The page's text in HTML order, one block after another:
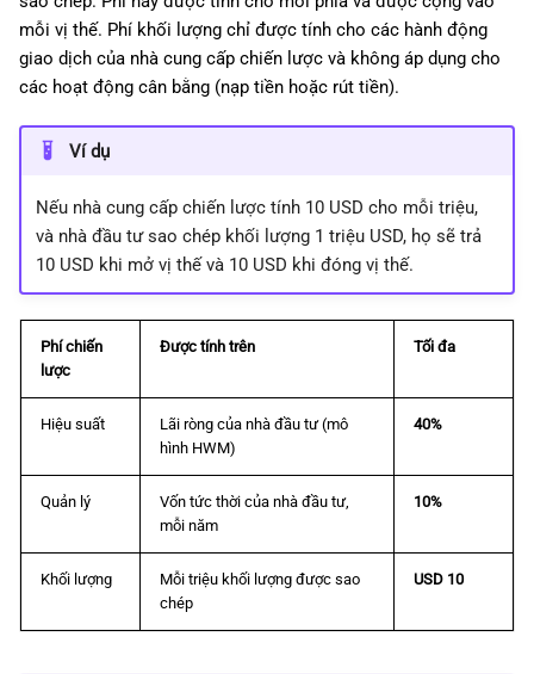
mỗi vị thế. Phí khối lượng chỉ được tính cho các hành động
giao dịch của nhà cung cấp chiến lược và không áp dụng cho
các hoạt động cân bằng (nạp tiền hoặc rút tiền).
Ví dụ
Nếu nhà cung cấp chiến lược tính 10 USD cho mỗi triệu,
và nhà đầu tư sao chép khối lượng 1 triệu USD, họ sẽ trả
10 USD khi mở vị thế và 10 USD khi đóng vị thế.
Phí chiến
lược
Được tính trên Tối đa
Hiệu suất
Lãi ròng của nhà đầu tư (mô
hình HWM)
40%
Quản lý
Vốn tức thời của nhà đầu tư,
mỗi năm
10%
Khối lượng
Mỗi triệu khối lượng được sao
chép
USD 10